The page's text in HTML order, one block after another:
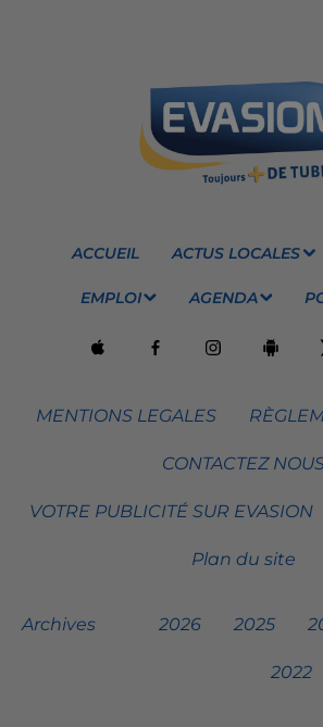
ACCUEIL ACTUS LOCALES
EMPLOI AGENDA
MENTIONS LEGALES
CONTACTEZ
VOTRE PUBLICITÉ SUR EVASION
Plan du site
Archives 2026 2025
2022